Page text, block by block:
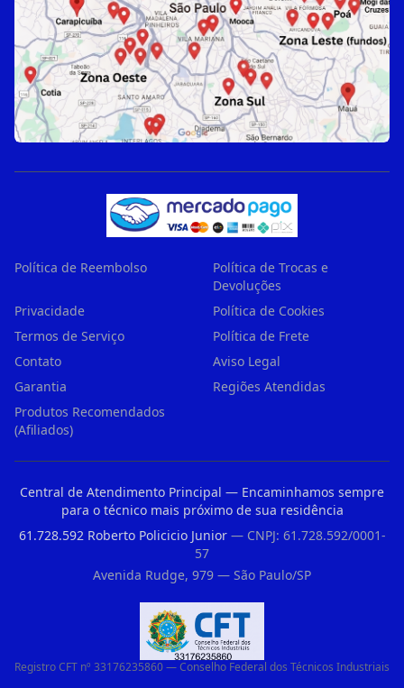
Política de Reembolso
Política de Trocas e
Devoluções
Privacidade
Política de Cookies
Termos de Serviço
Política de Frete
Contato
Aviso Legal
Garantia
Regiões Atendidas
Produtos Recomendados
(Afiliados)
Central de Atendimento Principal — Encaminhamos sempre
para o técnico mais próximo de sua residência
61.728.592 Roberto Policicio Junior— CNPJ: 61.728.592/0001-
57
Avenida Rudge, 979 — São Paulo/SP
Registro CFT nº 33176235860 — Conselho Federal dos Técnicos Industriais